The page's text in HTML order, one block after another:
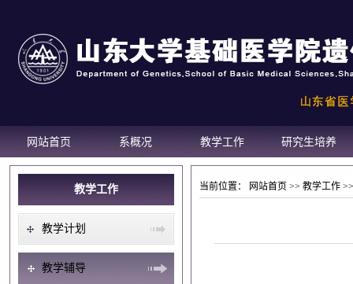
网站首页 系概况 教学工作 研究生培养
教学工作
教学计划
教学辅导
当前位置： 网站首页 >> 教学工作